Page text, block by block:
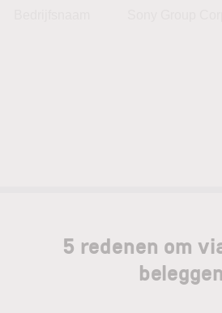
5 redenen om
beleggen